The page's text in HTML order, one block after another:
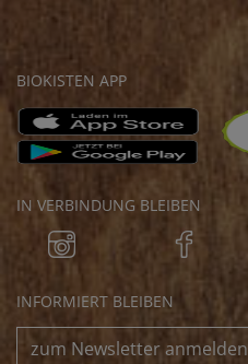
BIOKISTEN APP
IN VERBINDUNG BLEIBEN
INFORMIERT BLEIBEN
zum Newsletter anmelden